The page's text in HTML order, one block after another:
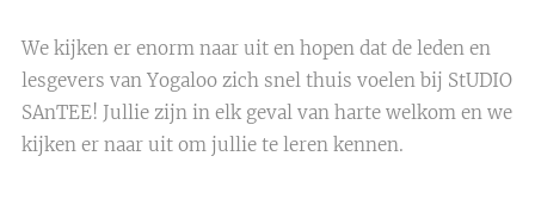
We kijken er enorm naar uit en hopen dat de leden en
lesgevers van Yogaloo zich snel thuis voelen bij StUDIO
SAnTEE! Jullie zijn in elk geval van harte welkom en we
kijken er naar uit om jullie te leren kennen.